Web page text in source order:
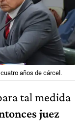
años de cárcel.
tal medida
juez